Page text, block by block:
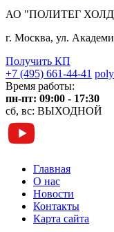
АО "ПОЛИТЕГ
г. Москва, ул.
Получить КП
+7 (495) 661-44-41
Время работы:
пн-пт: 09:00 - 17:30
сб, вс: ВЫХОДНОЙ
Главная
О нас
Новости
Контакты
Карта сайта